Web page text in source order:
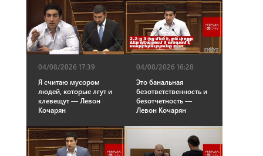
04/08/2026 17:39
Я считаю мусором
людей, которые лгут и
клевещут — Левон
Кочарян
04/08/2026 16:28
Это банальная
безответственность и
безотчетность —
Левон Кочарян